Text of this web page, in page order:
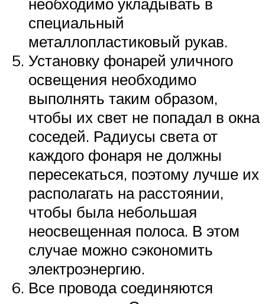
специальный
металлопластиковый рукав.
Установку фонарей уличного
освещения необходимо
выполнять таким образом,
чтобы их свет не попадал в окна
соседей. Радиусы света от
каждого фонаря не должны
пересекаться, поэтому лучше их
располагать на расстоянии,
чтобы была небольшая
неосвещенная полоса. В этом
случае можно сэкономить
электроэнергию.
Все провода соединяются